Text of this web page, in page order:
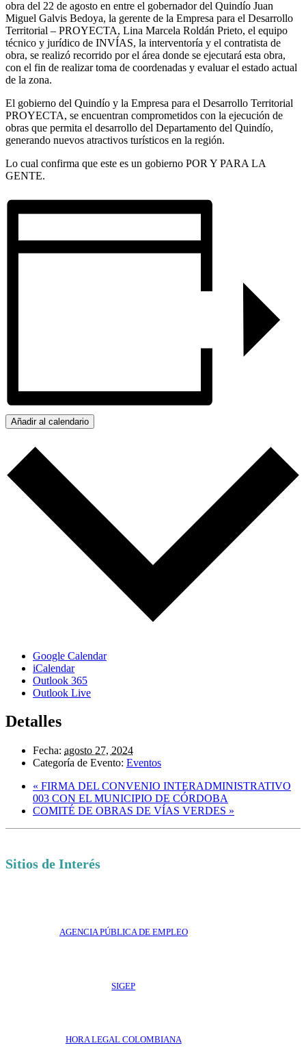
obra del 22 de agosto en entre el gobernador del Quindío Juan
Miguel Galvis Bedoya, la gerente de la Empresa para el Desarrollo
Territorial – PROYECTA, Lina Marcela Roldán Prieto, el equipo
técnico y jurídico de INVÍAS, la interventoría y el contratista de
obra, se realizó recorrido por el área donde se ejecutará esta obra,
con el fin de realizar toma de coordenadas y evaluar el estado actual
de la zona.
El gobierno del Quindío y la Empresa para el Desarrollo Territorial
PROYECTA, se encuentran comprometidos con la ejecución de
obras que permita el desarrollo del Departamento del Quindío,
generando nuevos atractivos turísticos en la región.
Lo cual confirma que este es un gobierno POR Y PARA LA
GENTE.
Añadir al calendario
Google Calendar
iCalendar
Outlook 365
Outlook Live
Detalles
Fecha: agosto 27, 2024
Categoría de Evento: Eventos
« FIRMA DEL CONVENIO INTERADMINISTRATIVO
003 CON EL MUNICIPIO DE CÓRDOBA
COMITÉ DE OBRAS DE VÍAS VERDES »
Sitios de Interés
AGENCIA PÚBLICA DE EMPLEO
SIGEP
HORA LEGAL COLOMBIANA